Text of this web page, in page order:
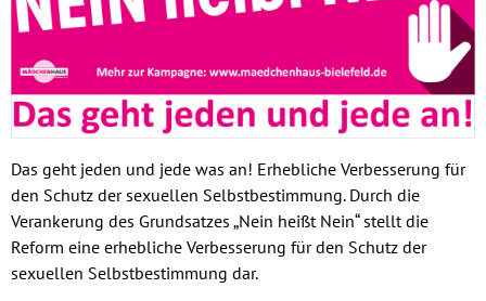
Das geht jeden und jede was an! Erhebliche Verbesserung für
den Schutz der sexuellen Selbstbestimmung. Durch die
Verankerung des Grundsatzes „Nein heißt Nein“ stellt die
Reform eine erhebliche Verbesserung für den Schutz der
sexuellen Selbstbestimmung dar.